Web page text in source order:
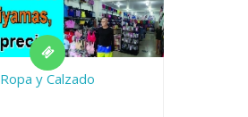
Ropa y Calzado